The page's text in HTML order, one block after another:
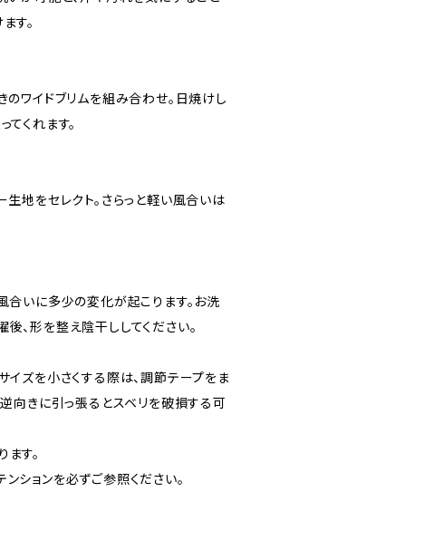
す。
のワイドブリムを組み合わせ。日焼けし
くれます。
生地をセレクト。さらっと軽い風合いは
合いに多少の変化が起こります。お洗
、形を整え陰干ししてください。
イズを小さくする際は、調節テープをま
逆向きに引っ張るとスベリを破損する可
す。
ションを必ずご参照ください。